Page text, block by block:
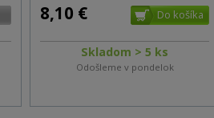
8,10 €
Skladom > 5 ks
Odošleme v pondelok